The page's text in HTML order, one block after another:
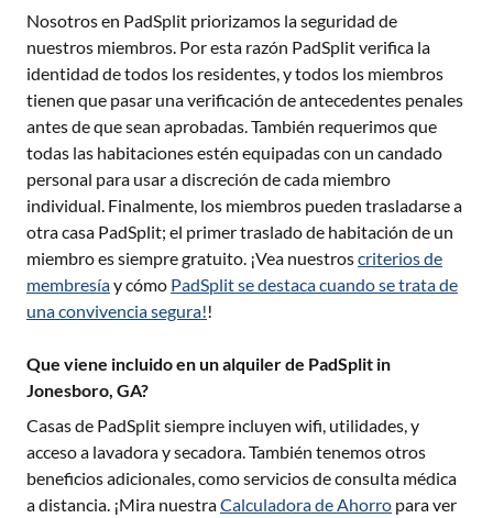
Nosotros en PadSplit priorizamos la seguridad de
nuestros miembros. Por esta razón PadSplit verifica la
identidad de todos los residentes, y todos los miembros
tienen que pasar una verificación de antecedentes penales
antes de que sean aprobadas. También requerimos que
todas las habitaciones estén equipadas con un candado
personal para usar a discreción de cada miembro
individual. Finalmente, los miembros pueden trasladarse a
otra casa PadSplit; el primer traslado de habitación de un
miembro es siempre gratuito. ¡Vea nuestroscriterios de
membresíay cómo PadSplit se destaca cuando se trata de
una convivencia segura!!
Que viene incluido en un alquiler de PadSplit in
Jonesboro, GA?
Casas de PadSplit siempre incluyen wifi, utilidades, y
acceso a lavadora y secadora. También tenemos otros
beneficios adicionales, como servicios de consulta médica
a distancia. ¡Mira nuestraCalculadora de Ahorro para ver